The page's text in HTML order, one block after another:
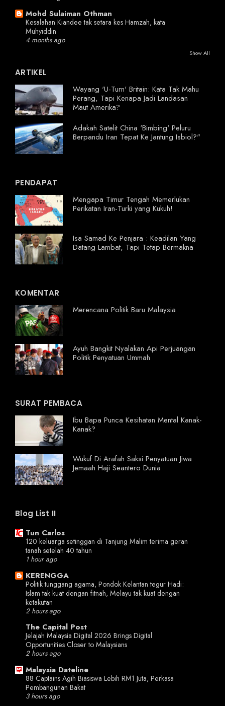
Mohd Sulaiman Othman
Kesalahan Kiandee tak setara kes Hamzah, kata
Muhyiddin
4 months ago
Show All
ARTIKEL
Wayang 'U-Turn' Britain: Kata Tak Mahu
Perang, Tapi Kenapa Jadi Landasan
Maut Amerika?
Adakah Satelit China 'Bimbing' Peluru
Berpandu Iran Tepat Ke Jantung Isbiol?"
PENDAPAT
Mengapa Timur Tengah Memerlukan
Perikatan Iran-Turki yang Kukuh!
Isa Samad Ke Penjara : Keadilan Yang
Datang Lambat, Tapi Tetap Bermakna
KOMENTAR
Merencana Politik Baru Malaysia
Ayuh Bangkit Nyalakan Api Perjuangan
Politik Penyatuan Ummah
SURAT PEMBACA
Ibu Bapa Punca Kesihatan Mental Kanak-
Kanak?
Wukuf Di Arafah Saksi Penyatuan Jiwa
Jemaah Haji Seantero Dunia
Blog List II
Tun Carlos
120 keluarga setinggan di Tanjung Malim terima geran
tanah setelah 40 tahun
1 hour ago
KERENGGA
Politik tunggang agama, Pondok Kelantan tegur Hadi:
Islam tak kuat dengan fitnah, Melayu tak kuat dengan
ketakutan
2 hours ago
The Capital Post
Jelajah Malaysia Digital 2026 Brings Digital
Opportunities Closer to Malaysians
2 hours ago
Malaysia Dateline
88 Captains Agih Biasiswa Lebih RM1 Juta, Perkasa
Pembangunan Bakat
3 hours ago